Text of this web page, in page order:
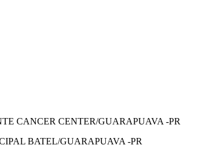
CANCER CENTER/GUARAPUAVA -PR
BATEL/GUARAPUAVA -PR